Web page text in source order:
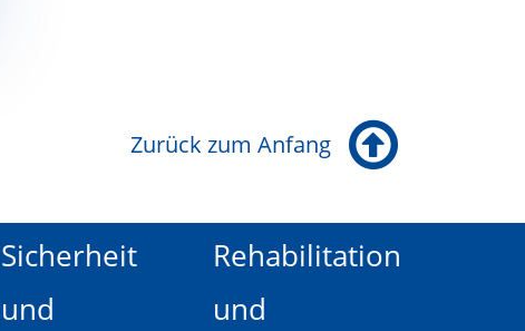
Zurück zum Anfang
Sicherheit
und
Rehabilitation
und